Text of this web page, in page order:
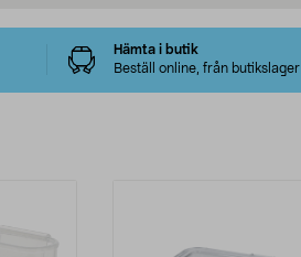
Hämta i butik
Beställ online, från butikslager